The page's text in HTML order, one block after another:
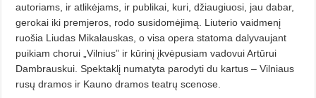
autoriams, ir atlikėjams, ir publikai, kuri, džiaugiuosi, jau dabar,
gerokai iki premjeros, rodo susidomėjimą. Liuterio vaidmenį
ruošia Liudas Mikalauskas, o visa opera statoma dalyvaujant
puikiam chorui „Vilnius” ir kūrinį įkvėpusiam vadovui Artūrui
Dambrauskui. Spektaklį numatyta parodyti du kartus – Vilniaus
rusų dramos ir Kauno dramos teatrų scenose.